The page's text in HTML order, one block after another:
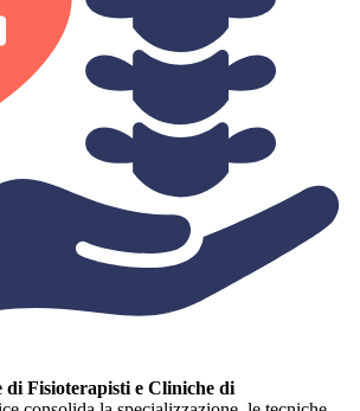
Fisioterapisti e Cliniche di